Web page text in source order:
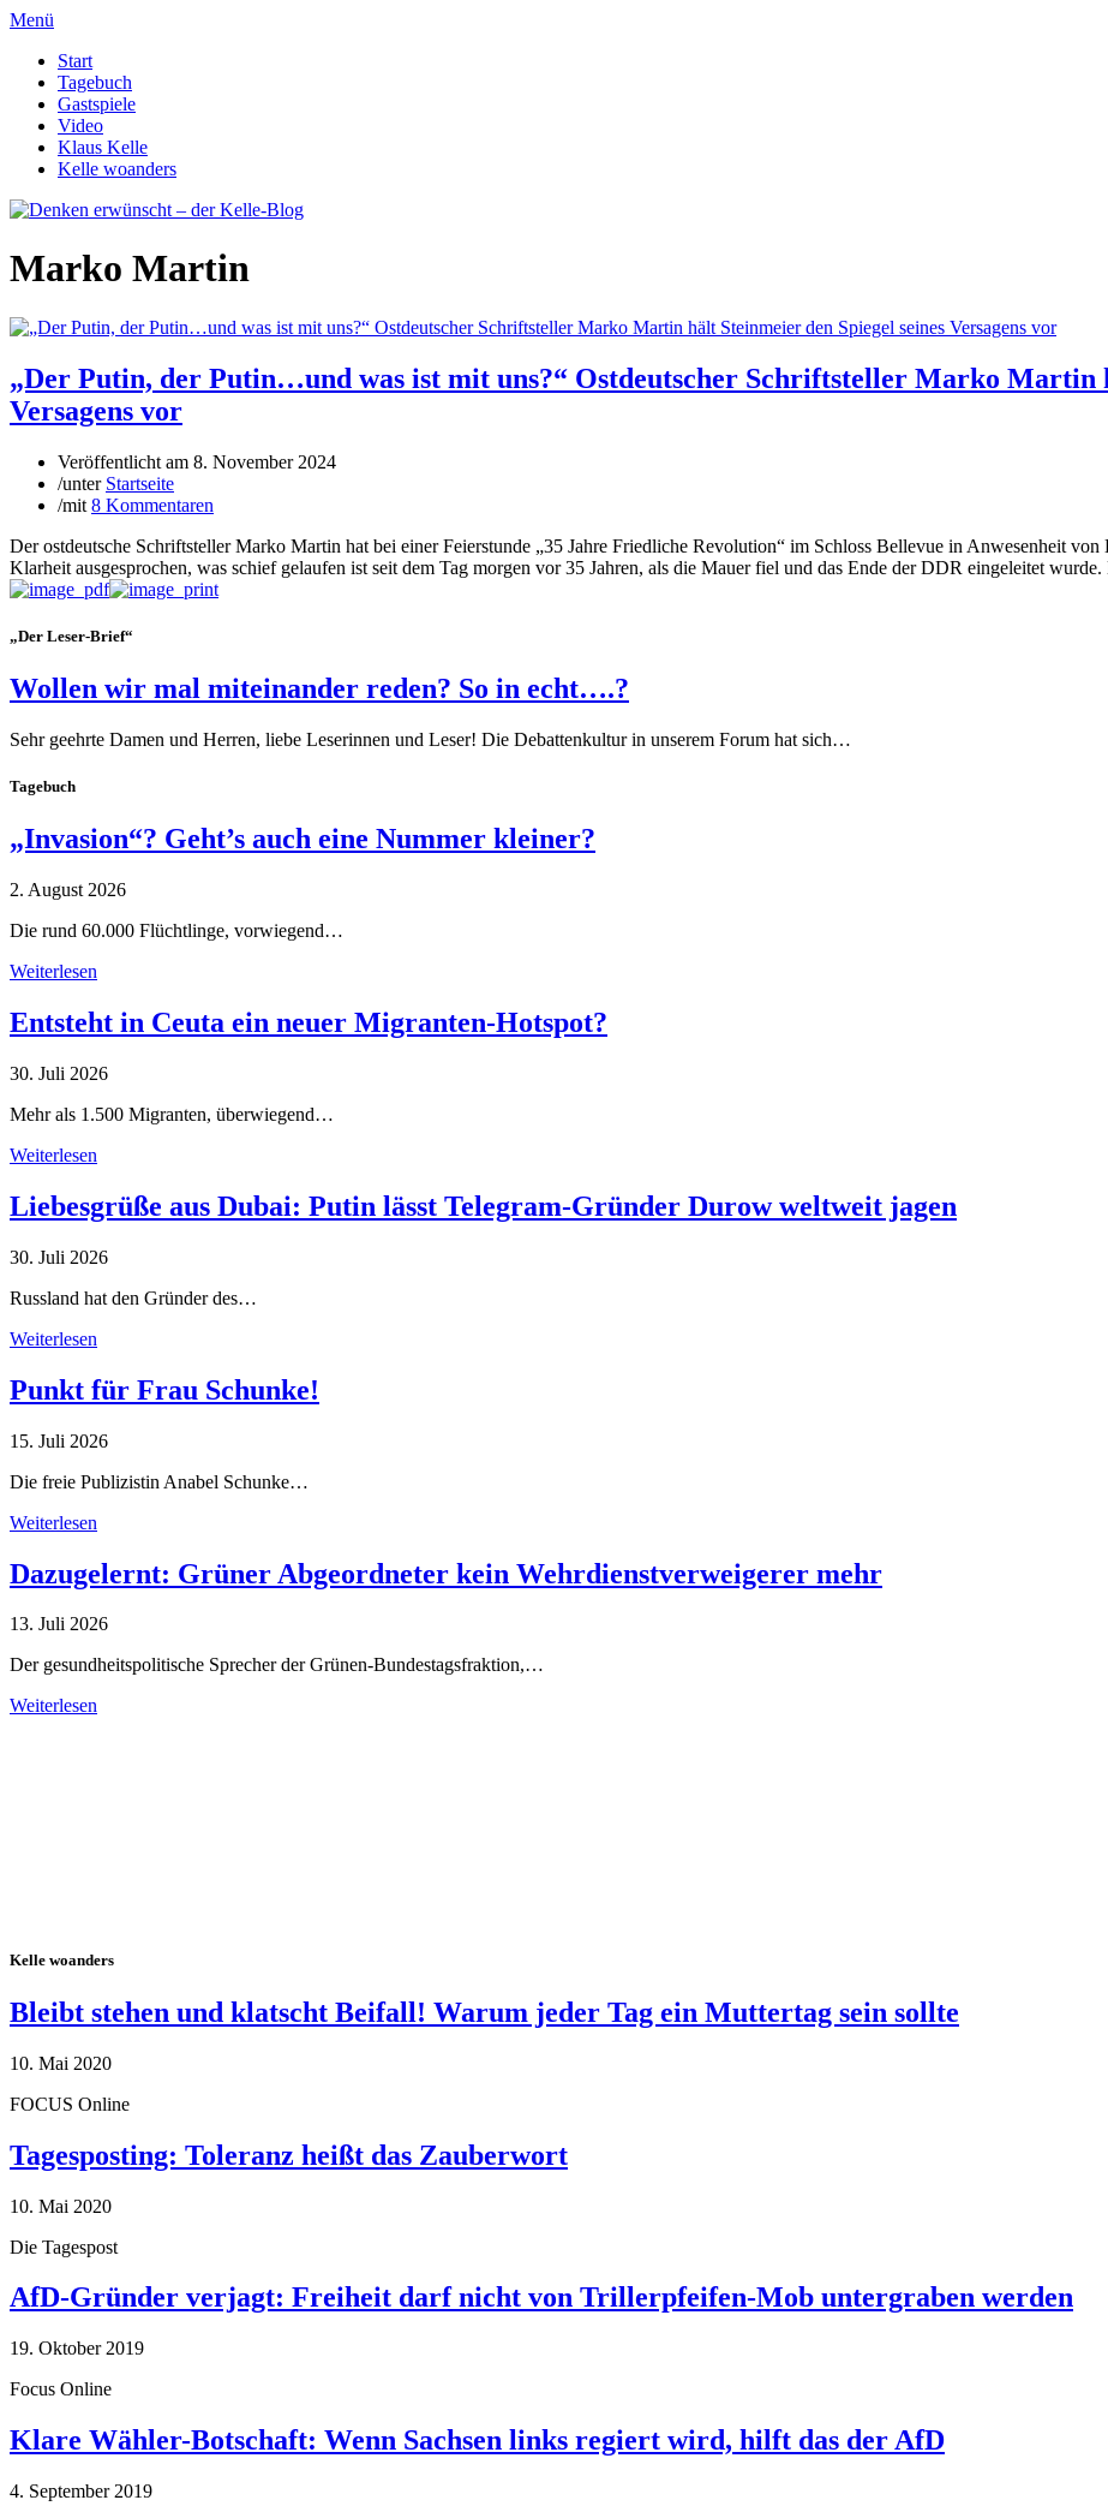
Menü
Start
Tagebuch
Gastspiele
Video
Klaus Kelle
Kelle woanders
Marko Martin
„Der Putin, der Putin…und was ist mit uns?“ Ostdeutscher Schriftsteller Marko Martin
Versagens vor
Veröffentlicht am 8. November 2024
/unter Startseite
/mit 8 Kommentaren
Der ostdeutsche Schriftsteller Marko Martin hat bei einer Feierstunde „35 Jahre Friedliche Revolution“ im Schloss Bellevue in Anwesenheit
Klarheit ausgesprochen, was schief gelaufen ist seit dem Tag morgen vor 35 Jahren, als die Mauer fiel und das Ende der DDR eingeleitet
„Der Leser-Brief“
Wollen wir mal miteinander reden? So in echt….?
Sehr geehrte Damen und Herren, liebe Leserinnen und Leser! Die Debattenkultur in unserem Forum hat sich…
Tagebuch
„Invasion“? Geht’s auch eine Nummer kleiner?
2. August 2026
Die rund 60.000 Flüchtlinge, vorwiegend…
Weiterlesen
Entsteht in Ceuta ein neuer Migranten-Hotspot?
30. Juli 2026
Mehr als 1.500 Migranten, überwiegend…
Weiterlesen
Liebesgrüße aus Dubai: Putin lässt Telegram-Gründer Durow weltweit jagen
30. Juli 2026
Russland hat den Gründer des…
Weiterlesen
Punkt für Frau Schunke!
15. Juli 2026
Die freie Publizistin Anabel Schunke…
Weiterlesen
Dazugelernt: Grüner Abgeordneter kein Wehrdienstverweigerer mehr
13. Juli 2026
Der gesundheitspolitische Sprecher der Grünen-Bundestagsfraktion,…
Weiterlesen
Kelle woanders
Bleibt stehen und klatscht Beifall! Warum jeder Tag ein Muttertag sein sollte
10. Mai 2020
FOCUS Online
Tagesposting: Toleranz heißt das Zauberwort
10. Mai 2020
Die Tagespost
AfD-Gründer verjagt: Freiheit darf nicht von Trillerpfeifen-Mob untergraben werden
19. Oktober 2019
Focus Online
Klare Wähler-Botschaft: Wenn Sachsen links regiert wird, hilft das der AfD
4. September 2019